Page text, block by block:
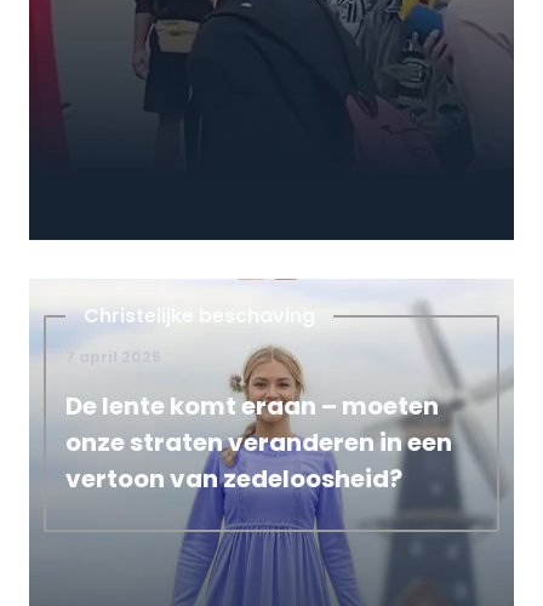
Christelijke beschaving
De lente komt eraan – moeten
onze straten veranderen in een
vertoon van zedeloosheid?